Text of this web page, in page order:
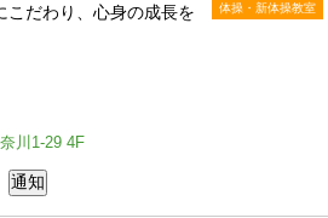
体操・新体操教室
こだわり、心身の成長を
川1-29 4F